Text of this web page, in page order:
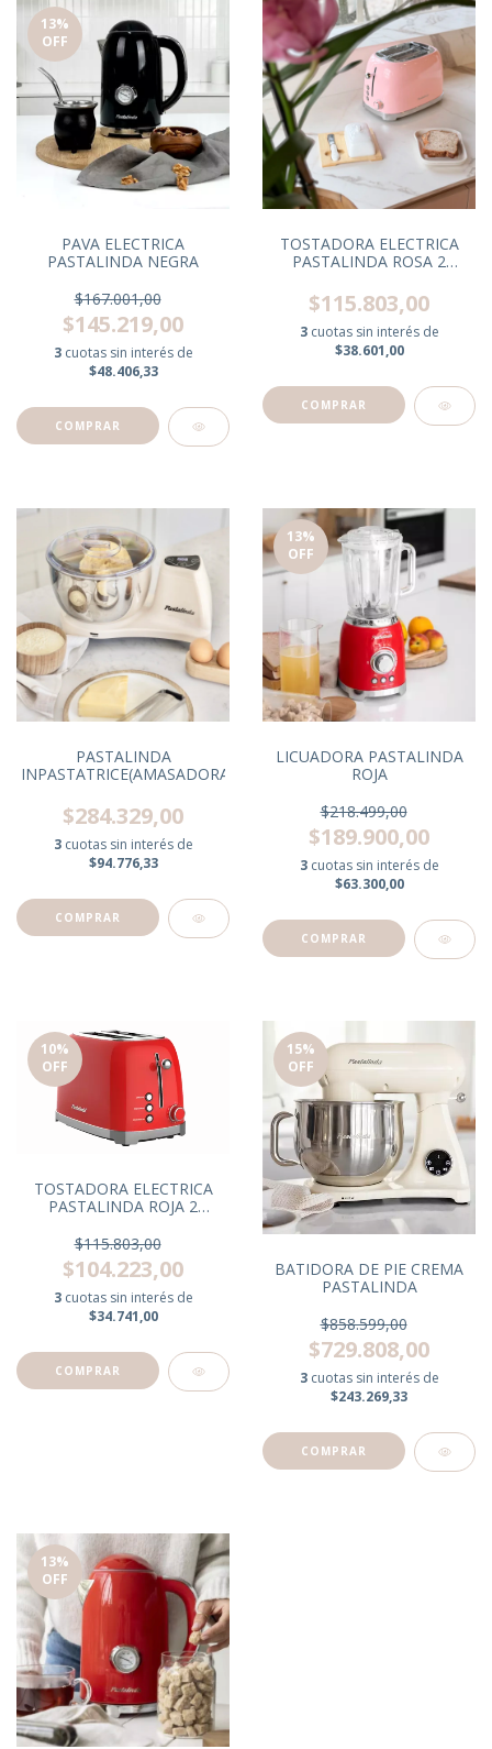
13%
OFF
PAVA ELECTRICA
PASTALINDA NEGRA
$167.001,00
$145.219,00
3 cuotas sin interés de
$48.406,33
TOSTADORA ELECTRICA
PASTALINDA ROSA 2
$115.803,00
3 cuotas sin interés de
$38.601,00
PASTALINDA
INPASTATRICE(AMASADORA)CREMA
$284.329,00
3 cuotas sin interés de
$94.776,33
13%
OFF
LICUADORA PASTALINDA
ROJA
$218.499,00
$189.900,00
3 cuotas sin interés de
$63.300,00
10%
OFF
TOSTADORA ELECTRICA
PASTALINDA ROJA 2
$115.803,00
$104.223,00
3 cuotas sin interés de
$34.741,00
15%
OFF
BATIDORA DE PIE CREMA
PASTALINDA
$858.599,00
$729.808,00
3 cuotas sin interés de
$243.269,33
13%
OFF